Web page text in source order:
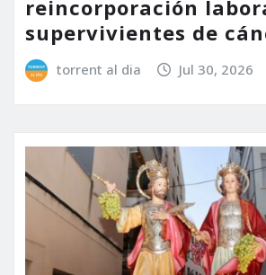
reincorporación
supervivientes de
torrent al dia Jul 30, 2026